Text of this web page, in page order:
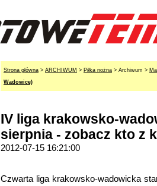
Strona główna > ARCHIWUM > Piłka nożna > Archiwum >
Wadowice)
IV liga krakowsko-
sierpnia - zobacz kto z
2012-07-15 16:21:00
Czwarta liga krakowsko-wadowicka